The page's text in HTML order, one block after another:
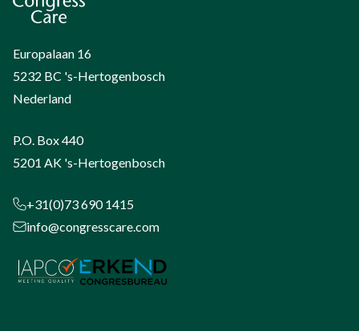
Europalaan 16
5232 BC 's-Hertogenbosch
Nederland
P.O. Box 440
5201 AK 's-Hertogenbosch
+31(0)73 690 1415
info@congresscare.com